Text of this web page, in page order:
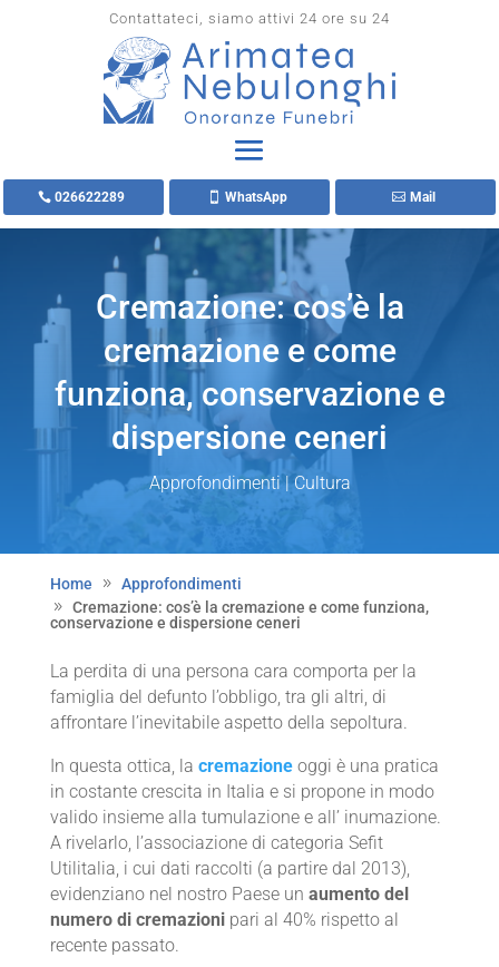
Contattateci, siamo attivi 24 ore su 24
026622289 WhatsApp Mail
Cremazione: cos’è la
cremazione e come
funziona, conservazione e
dispersione ceneri
Approfondimenti|Cultura
Home
Approfondimenti
Cremazione: cos’è la cremazione e come funziona,
conservazione e dispersione ceneri
La perdita di una persona cara comporta per la
famiglia del defunto l’obbligo, tra gli altri, di
affrontare l’inevitabile aspetto della sepoltura.
In questa ottica, la cremazioneoggi è una pratica
in costante crescita in Italia e si propone in modo
valido insieme alla tumulazione e all’ inumazione.
A rivelarlo, l’associazione di categoria Sefit
Utilitalia, i cui dati raccolti (a partire dal 2013),
evidenziano nel nostro Paese un aumento del
numero di cremazionipari al 40% rispetto al
recente passato.